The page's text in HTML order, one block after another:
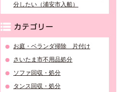
分したい（浦安市入船）
お庭・ベランダ掃除 片付け
さいたま市不用品処分
ソファ回収・処分
タンス回収・処分